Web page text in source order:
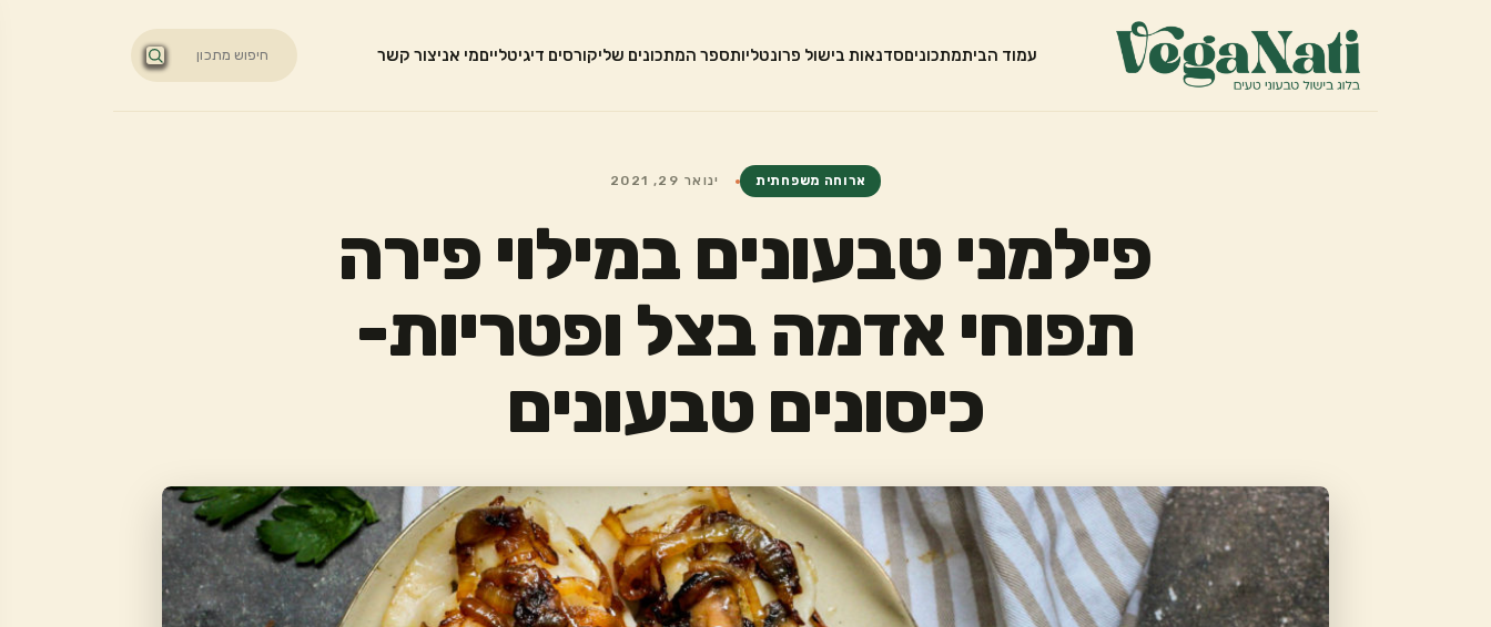
עמוד הביתמתכוניםסדנאות בישול פרונטליותספר המתכונים שליקורסים דיגיטלייםמי אניצור קשר
ארוחה משפחתית ינואר 29, 2021
פילמני טבעונים במילוי פירה
תפוחי אדמה בצל ופטריות-
כיסונים טבעונים